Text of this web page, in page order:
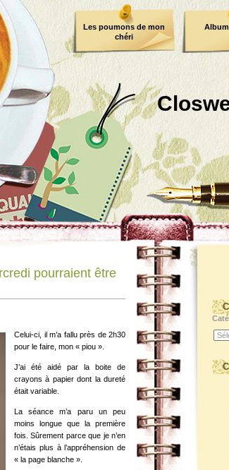
Les poumons de mon
chéri
pourraient être
Celui-ci, il m’a fallu près de 2h30
pour le faire, mon « piou ».
J’ai été aidé par la boite de
crayons à papier dont la dureté
était variable.
La séance m’a paru un peu
moins longue que la première
fois. Sûrement parce que je n’en
n’étais plus à l’appréhension de
« la page blanche ».